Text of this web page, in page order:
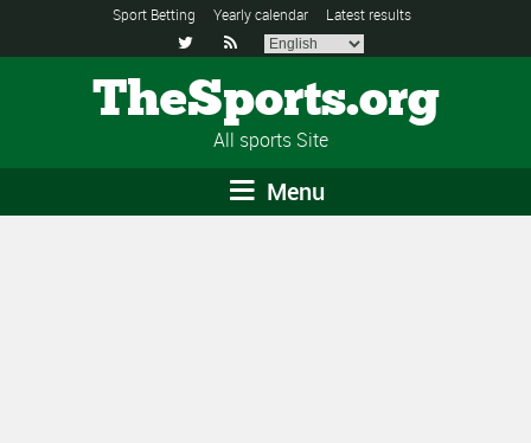
Sport Betting Yearly calendar Latest results
 
TheSports.org
All sports Site
Menu